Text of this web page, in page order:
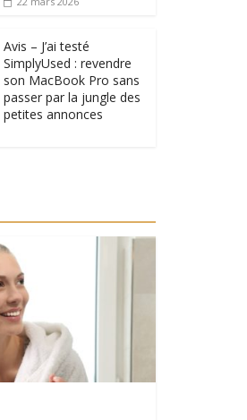
Avis – J’ai testé
SimplyUsed : revendre
son MacBook Pro sans
passer par la jungle des
petites annonces